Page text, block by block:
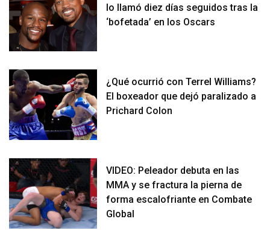
lo llamó diez días seguidos tras la
‘bofetada’ en los Oscars
¿Qué ocurrió con Terrel Williams?
El boxeador que dejó paralizado a
Prichard Colon
VIDEO: Peleador debuta en las
MMA y se fractura la pierna de
forma escalofriante en Combate
Global